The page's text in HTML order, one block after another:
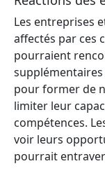
Les entreprises
affectés par ces
pourraient
pour former de
limiter leur
compétences.
voir leurs
pourrait